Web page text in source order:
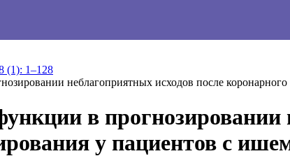
(1): 1–128
неблагоприятных исходов после
в прогнозировании
у пациентов с